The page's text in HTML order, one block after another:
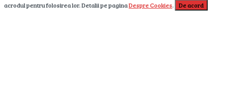
acrodul pentru folosirea lor. Detalii pe paginaDespre Cookies. De acord